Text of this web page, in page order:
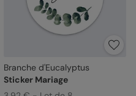
Branche d'Eucalyptus
Sticker Mariage